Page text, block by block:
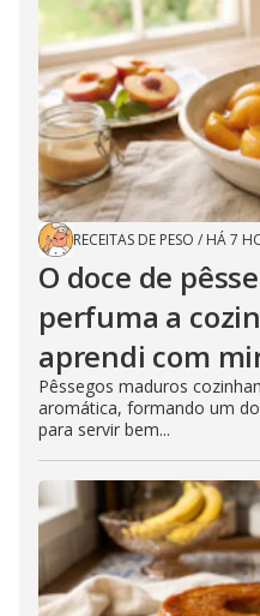
RECEITAS DE PESO / HÁ 7
O doce de
perfuma a
aprendi com
Pêssegos maduros
aromática, formando um
para servir bem...